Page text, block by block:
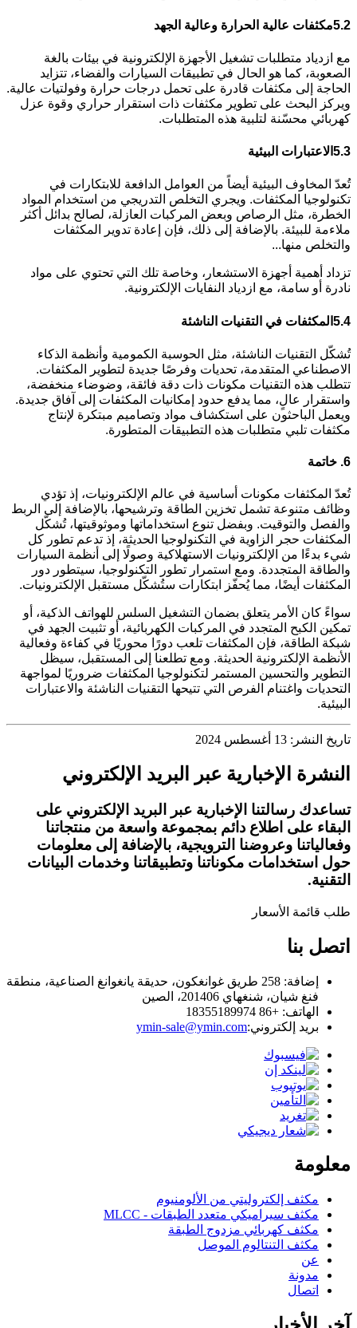
5.2مكثفات عالية الحرارة وعالية الجهد
مع ازدياد متطلبات تشغيل الأجهزة الإلكترونية في بيئات بالغة
الصعوبة، كما هو الحال في تطبيقات السيارات والفضاء، تتزايد
الحاجة إلى مكثفات قادرة على تحمل درجات حرارة وفولتيات عالية.
ويركز البحث على تطوير مكثفات ذات استقرار حراري وقوة عزل
كهربائي محسّنة لتلبية هذه المتطلبات.
5.3 الاعتبارات البيئية
تُعدّ المخاوف البيئية أيضاً من العوامل الدافعة للابتكارات في
تكنولوجيا المكثفات. ويجري التخلص التدريجي من استخدام المواد
الخطرة، مثل الرصاص وبعض المركبات العازلة، لصالح بدائل أكثر
ملاءمة للبيئة. بالإضافة إلى ذلك، فإن إعادة تدوير المكثفات
والتخلص منها...
تزداد أهمية أجهزة الاستشعار، وخاصة تلك التي تحتوي على مواد
نادرة أو سامة، مع ازدياد النفايات الإلكترونية.
5.4 المكثفات في التقنيات الناشئة
تُشكّل التقنيات الناشئة، مثل الحوسبة الكمومية وأنظمة الذكاء
الاصطناعي المتقدمة، تحديات وفرصًا جديدة لتطوير المكثفات.
تتطلب هذه التقنيات مكونات ذات دقة فائقة، وضوضاء منخفضة،
واستقرار عالٍ، مما يدفع حدود إمكانيات المكثفات إلى آفاق جديدة.
ويعمل الباحثون على استكشاف مواد وتصاميم مبتكرة لإنتاج
مكثفات تلبي متطلبات هذه التطبيقات المتطورة.
6. خاتمة
تُعدّ المكثفات مكونات أساسية في عالم الإلكترونيات، إذ تؤدي
وظائف متنوعة تشمل تخزين الطاقة وترشيحها، بالإضافة إلى الربط
والفصل والتوقيت. وبفضل تنوع استخداماتها وموثوقيتها، تُشكّل
المكثفات حجر الزاوية في التكنولوجيا الحديثة، إذ تدعم تطور كل
شيء بدءًا من الإلكترونيات الاستهلاكية وصولًا إلى أنظمة السيارات
والطاقة المتجددة. ومع استمرار تطور التكنولوجيا، سيتطور دور
المكثفات أيضًا، مما يُحفّز ابتكارات ستُشكّل مستقبل الإلكترونيات.
سواءً كان الأمر يتعلق بضمان التشغيل السلس للهواتف الذكية، أو
تمكين الكبح المتجدد في المركبات الكهربائية، أو تثبيت الجهد في
شبكة الطاقة، فإن المكثفات تلعب دورًا محوريًا في كفاءة وفعالية
الأنظمة الإلكترونية الحديثة. ومع تطلعنا إلى المستقبل، سيظل
التطوير والتحسين المستمر لتكنولوجيا المكثفات ضروريًا لمواجهة
التحديات واغتنام الفرص التي تتيحها التقنيات الناشئة والاعتبارات
البيئية.
تاريخ النشر: 13 أغسطس 2024
النشرة الإخبارية عبر البريد الإلكتروني
تساعدك رسالتنا الإخبارية عبر البريد الإلكتروني على
البقاء على اطلاع دائم بمجموعة واسعة من منتجاتنا
وفعالياتنا وعروضنا الترويجية، بالإضافة إلى معلومات
حول استخدامات مكوناتنا وتطبيقاتنا وخدمات البيانات
التقنية.
طلب قائمة الأسعار
اتصل بنا
إضافة: 258 طريق غوانغكون، حديقة يانغوانغ الصناعية، منطقة
فنغ شيان، شنغهاي 201406، الصين
الهاتف: +86 18355189974
بريد إلكتروني:ymin-sale@ymin.com
معلومة
مكثف إلكتروليتي من الألومنيوم
مكثف سيراميكي متعدد الطبقات - MLCC
مكثف كهربائي مزدوج الطبقة
مكثف التنتالوم الموصل
عن
مدونة
اتصال